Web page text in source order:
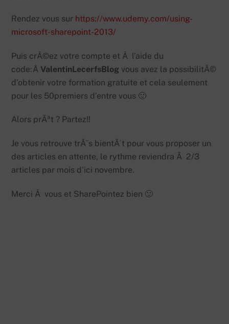
Rendez vous sur https://www.udemy.com/using-
microsoft-sharepoint-2013/
Puis crÃ©ez votre compte et Ã l’aide du
code:Â ValentinLecerfsBlog vous avez la possibilitÃ©
d’obtenir votre formation gratuite et cela seulement
pour les 50premiers d’entre vous 🙂
Alors prÃªt ? Partez!!
Je vous retrouve trÃ¨s bientÃ´t pour vous proposer un
des articles en attente, le rythme reviendra Ã 2/3
articles par mois d’ici novembre.
Merci Ã vous et SharePointez bien 🙂